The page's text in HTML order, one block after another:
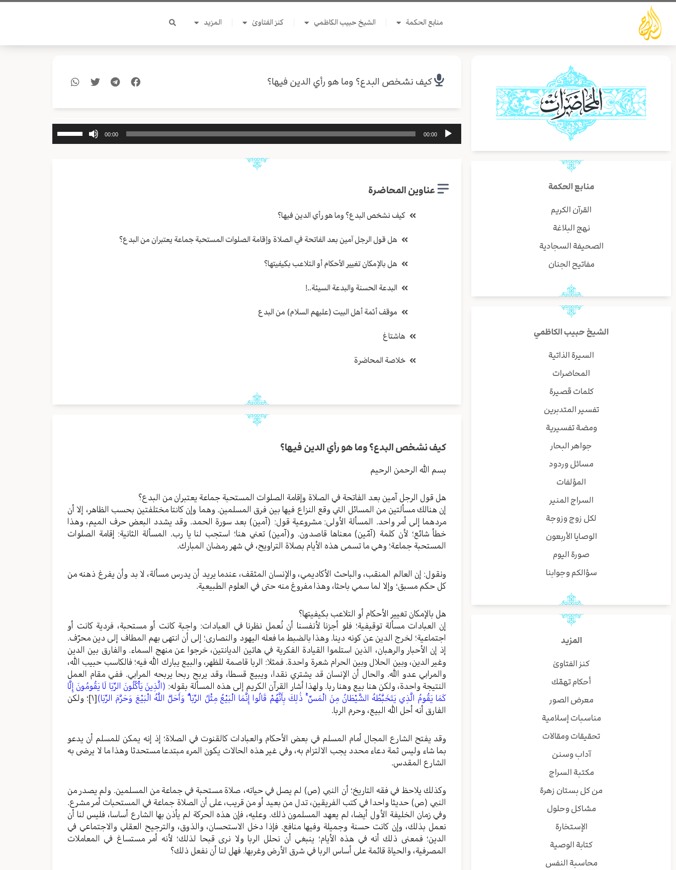
تخطي
المحتوى
منابع الحكمة الشيخ حبيب الكاظمي كنز الفتاوىٰ المزيد
منابع الحكمة
القرآن الكريم
نهج البلاغة
الصحيفة السجادية
مفاتيح الجنان
الشيخ حبيب الكاظمي
السيرة الذاتية
المحاضرات
كلمات قصيرة
تفسير المتدبرين
ومضة تفسيرية
جواهر البحار
مسائل وردود
المؤلفات
السراج المنير
لكل زوج وزوجة
الوصايا الأربعون
صورة اليوم
سؤالكم وجوابنا
المزيد
كنز الفتاوىٰ
أحكام تهمّك
معرض الصور
مناسبات إسلامية
تحقيقات ومقالات
آداب وسنن
مكتبة السراج
من كل بستان زهرة
مشاكل وحلول
الإستخارة
كتابة الوصية
محاسبة النفس
كيف نشخص البدع؟ وما هو رأي الدين فيها؟
مشغل
00:00
00:00
عناوين المحاضرة
كيف نشخص البدع؟ وما هو رأي الدين فيها؟
هل قول الرجل آمين بعد الفاتحة في الصلاة وإقامة الصلوات المستحبة جماعة يعتبران من البدع؟
هل بالإمكان تغيير الأحكام أو التلاعب بكيفيتها؟
البدعة الحسنة والبدعة السيئة..!
موقف أئمة أهل البيت (عليهم السلام) من البدع
هاشتاغ
خلاصة المحاضرة
كيف نشخص البدع؟ وما هو رأي الدين فيها؟
بسم الله الرحمن الرحيم
هل قول الرجل آمين بعد الفاتحة في الصلاة وإقامة الصلوات المستحبة جماعة يعتبران من البدع؟
إن هنالك مسألتين من المسائل التي وقع النزاع فيها بين فرق المسلمين. وهما وإن كانتا مختلفتين بحسب الظاهر، إلا أن
مردهما إلى أمر واحد. المسألة الأولى: مشروعية قول: (آمين) بعد سورة الحمد. وقد يشدد البعض حرف الميم، وهذا
خطأ شائع؛ لأن كلمة (آمّين) معناها قاصدون. و(آمين) تعني هنا؛ استجب لنا يا رب. المسألة الثانية: إقامة الصلوات
المستحبة جماعة؛ وهي ما تسمى هذه الأيام بصلاة التراويح، في شهر رمضان المبارك.
ونقول: إن العالم المنقب، والباحث الأكاديمي، والإنسان المثقف، عندما يريد أن يدرس مسألة، لا بد وأن يفرغ ذهنه من
كل حكم مسبق؛ وإلا لما سمي باحثا، وهذا مفروغ منه حتى في العلوم الطبيعية.
هل بالإمكان تغيير الأحكام أو التلاعب بكيفيتها؟
إن العبادات مسألة توقيفية؛ فلو أجزنا لأنفسنا أن نُعمل نظرنا في العبادات: واجبة كانت أو مستحبة، فردية كانت أو
اجتماعية؛ لخرج الدين عن كونه دينا. وهذا بالضبط ما فعله اليهود والنصارى؛ إلى أن انتهى بهم المطاف إلى دين محرّف.
إذ إن الأحبار والرهبان، الذين استلموا القيادة الفكرية في هاتين الديانتين، خرجوا عن منهج السماء. والفارق بين الدين
وغير الدين، وبين الحلال وبين الحرام شعرة واحدة. فمثلا: الربا قاصمة للظهر، والبيع يبارك الله فيه؛ فالكاسب حبيب الله،
والمرابي عدو الله. والحال أن الإنسان قد يشتري نقدا، ويبيع قسطا، وقد يربح ربحا يربحه المرابي. ففي مقام العمل
النتيجة واحدة، ولكن هنا بيع وهنا ربا. ولهذا أشار القرآن الكريم إلى هذه المسألة بقوله: (الَّذِينَ يَأْكُلُونَ الرِّبَا لَا يَقُومُونَ إِلَّا
كَمَا يَقُومُ الَّذِي يَتَخَبَّطُهُ الشَّيْطَانُ مِنَ الْمَسِّ ۚ ذَٰلِكَ بِأَنَّهُمْ قَالُوا إِنَّمَا الْبَيْعُ مِثْلُ الرِّبَا ۗ وَأَحَلَّ اللَّهُ الْبَيْعَ وَحَرَّمَ الرِّبَا)[١]
؛ ولكن
الفارق أنه أحل الله البيع، وحرم الربا.
وقد يفتح الشارع المجال أمام المسلم في بعض الأحكام والعبادات كالقنوت في الصلاة؛ إذ إنه يمكن للمسلم أن يدعو
بما شاء وليس ثمة دعاء محدد يجب الالتزام به، وفي غير هذه الحالات يكون المرء مبتدعا مستحدثا وهذا ما لا يرضى به
الشارع المقدس.
وكذلك يلاحظ في فقه التاريخ؛ أن النبي (ص) لم يصل في حياته، صلاة مستحبة في جماعة من المسلمين. ولم يصدر من
النبي (ص) حديثا واحدا في كتب الفريقين، تدل من بعيد أو من قريب، على أن الصلاة جماعة في المستحبات أمر مشرع.
وفي زمان الخليفة الأول أيضا، لم يعهد المسلمون ذلك. وعليه، فإن هذه الحركة لم يأذن بها الشارع أساسا، فليس لنا أن
نعمل بذلك، وإن كانت حسنة وجميلة وفيها منافع. فإذا دخل الاستحسان، والذوق، والترجيح العقلي والاجتماعي في
الدين؛ فمعنى ذلك أنه في هذه الأيام؛ ينبغي أن نحلل الربا ولا نرى قبحا لذلك؛ لأنه أمر مستساغ في المعاملات
المصرفية، والحياة قائمة على أساس الربا في شرق الأرض وغربها. فهل لنا أن نفعل ذلك؟